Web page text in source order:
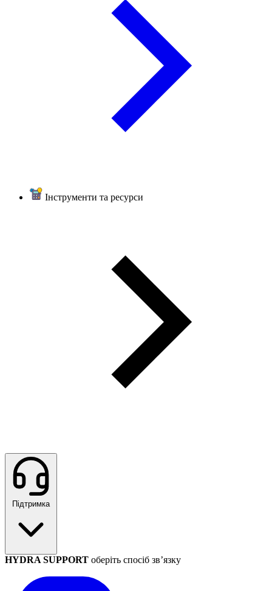
Інструменти та ресурси
Підтримка
HYDRA SUPPORT оберіть спосіб зв’язку